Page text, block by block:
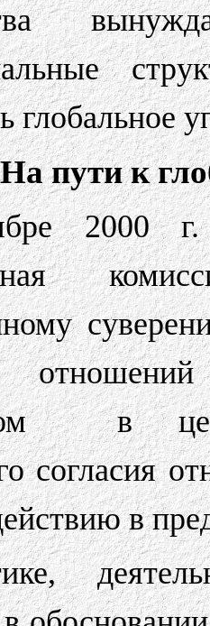
глобальное
пути к
2000 г.
в
согласия
в